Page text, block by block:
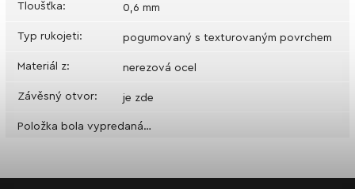
Tloušťka: 0,6 mm
Typ rukojeti: pogumovaný s texturovaným povrchem
Materiál z: nerezová ocel
Závěsný otvor: je zde
Položka bola vypredaná…